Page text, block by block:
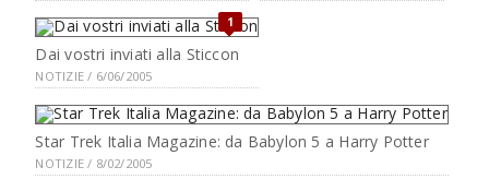
1
Dai vostri inviati alla Sticcon
NOTIZIE / 6/06/2005
Star Trek Italia Magazine: da Babylon 5 a Harry Potter
NOTIZIE / 8/02/2005